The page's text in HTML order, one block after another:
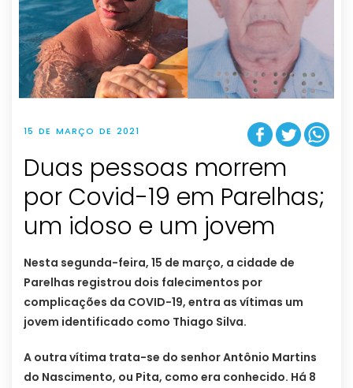
15 DE MARÇO DE 2021
Duas pessoas morrem
por Covid-19 em Parelhas;
um idoso e um jovem
Nesta segunda-feira, 15 de março, a cidade de
Parelhas registrou dois falecimentos por
complicações da COVID-19, entra as vítimas um
jovem identificado como Thiago Silva.
A outra vítima trata-se do senhor Antônio Martins
do Nascimento, ou Pita, como era conhecido. Há 8